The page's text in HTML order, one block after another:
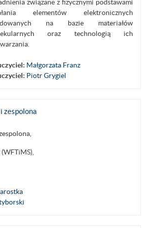
związane z fizycznymi podstawami
elementów elektronicznych
na bazie materiałów
oraz technologią ich
Małgorzata Franz
Piotr Grygiel
zespolona